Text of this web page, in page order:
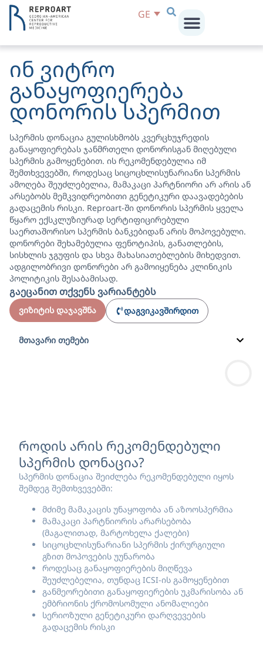
GE
ინ ვიტრო
განაყოფიერება
დონორის სპერმით
სპერმის დონაცია გულისხმობს კვერცხუჯრედის
განაყოფიერებას ჯანმრთელი დონორისგან მიღებული
სპერმის გამოყენებით. ის რეკომენდებულია იმ
შემთხვევებში, როდესაც სიცოცხლისუნარიანი სპერმის
ამოღება შეუძლებელია, მამაკაცი პარტნიორი არ არის ან
არსებობს მემკვიდრეობითი გენეტიკური დაავადებების
გადაცემის რისკი. Reproart-ში დონორის სპერმის ყველა
წყარო ექსკლუზიურად სერტიფიცირებული
საერთაშორისო სპერმის ბანკებიდან არის მოპოვებული.
დონორები შეხამებულია ფენოტიპის, განათლების,
სისხლის ჯგუფის და სხვა მახასიათებლების მიხედვით.
ადგილობრივი დონორები არ გამოიყენება კლინიკის
პოლიტიკის შესაბამისად.
გაეცანით თქვენს ვარიანტებს
ვიზიტის დაჯავშნა დაგვიკავშირდით
მთავარი თემები
როდის არის რეკომენდებული
სპერმის დონაცია?
სპერმის დონაცია შეიძლება რეკომენდებული იყოს
შემდეგ შემთხვევებში:
მძიმე მამაკაცის უნაყოფობა ან აზოოსპერმია
მამაკაცი პარტნიორის არარსებობა
(მაგალითად, მარტოხელა ქალები)
სიცოცხლისუნარიანი სპერმის ქირურგიული
გზით მოპოვების უუნარობა
როდესაც განაყოფიერების მიღწევა
შეუძლებელია, თუნდაც ICSI-ის გამოყენებით
განმეორებითი განაყოფიერების უკმარისობა ან
ემბრიონის ქრომოსომული ანომალიები
სერიოზული გენეტიკური დარღვევების
გადაცემის რისკი